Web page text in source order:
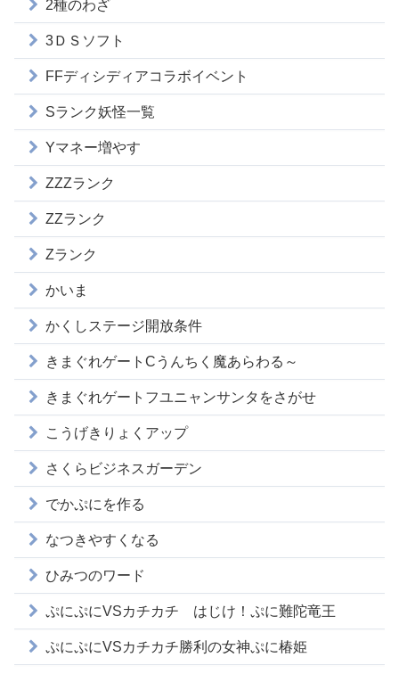
2種のわざ
3ＤＳソフト
FFディシディアコラボイベント
Sランク妖怪一覧
Yマネー増やす
ZZZランク
ZZランク
Zランク
かいま
かくしステージ開放条件
きまぐれゲートCうんちく魔あらわる～
きまぐれゲートフユニャンサンタをさがせ
こうげきりょくアップ
さくらビジネスガーデン
でかぷにを作る
なつきやすくなる
ひみつのワード
ぷにぷにVSカチカチ はじけ！ぷに難陀竜王
ぷにぷにVSカチカチ勝利の女神ぷに椿姫